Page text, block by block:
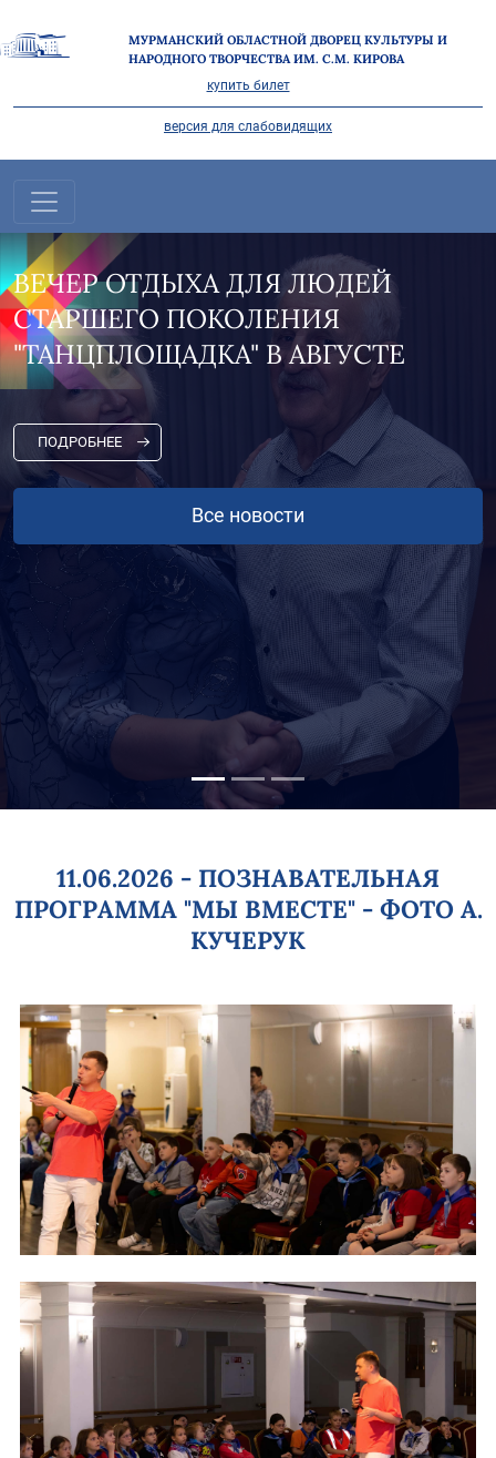
МУРМАНСКИЙ ОБЛАСТНОЙ ДВОРЕЦ КУЛЬТУРЫ И
НАРОДНОГО ТВОРЧЕСТВА ИМ. С.М. КИРОВА
купить билет
версия для слабовидящих
"НА СЕВЕРЕ ЛЕТО" В САМОМ
РАЗГАРЕ!
ПОДРОБНЕЕ
Все новости
11.06.2026 - ПОЗНАВАТЕЛЬНАЯ
ПРОГРАММА "МЫ ВМЕСТЕ" - ФОТО А.
КУЧЕРУК